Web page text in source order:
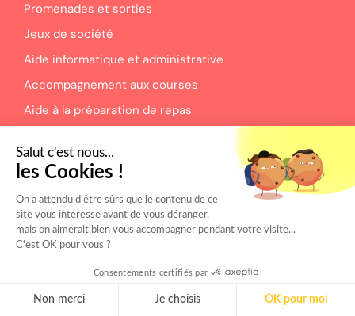
Promenades et sorties
Jeux de société
Aide informatique et administrative
Accompagnement aux courses
Aide à la préparation de repas
Accompagnement aux rendez-vous
Nous contacter
Salut c'est nous...
les Cookies !
On a attendu d'être sûrs que le contenu de ce
site vous intéresse avant de vous déranger,
mais on aimerait bien vous accompagner pendant votre visite...
C'est OK pour vous ?
Consentements certifiés par
Non merci Je choisis OK pour moi